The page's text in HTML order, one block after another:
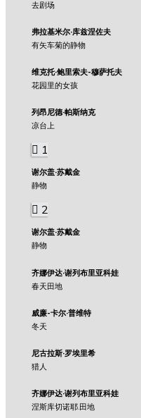
去剧场
弗拉基米尔·库兹涅佐夫
有矢车菊的静物
维克托·鲍里索夫-穆萨托夫
花园里的女孩
列昂尼德·帕斯纳克
凉台上
1
谢尔盖·苏戴金
静物
2
谢尔盖·苏戴金
静物
齐娜伊达·谢列布里亚科娃
春天田地
威廉-卡尔·普维特
冬天
尼古拉斯·罗埃里希
猎人
齐娜伊达·谢列布里亚科娃
涅斯库切诺耶.田地